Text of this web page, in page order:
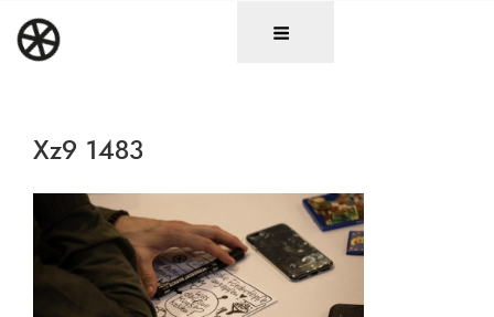
Inhalt
springen
Xz9 1483